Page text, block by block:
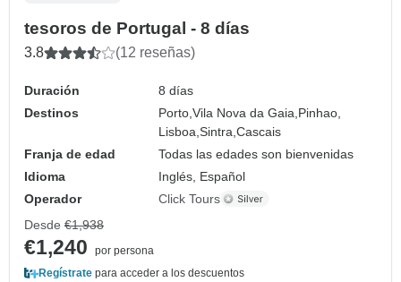
tesoros de Portugal - 8 días
3.8 (12 reseñas)
Duración
8 días
Destinos
Porto,Vila Nova da Gaia, Pinhao,
Lisboa,Sintra,Cascais
Franja de edad
Todas las edades son bienvenidas
Idioma
Inglés, Español
Operador
Click Tours
Desde €1,938
€1,240
por persona
Regístrate para acceder a los descuentos